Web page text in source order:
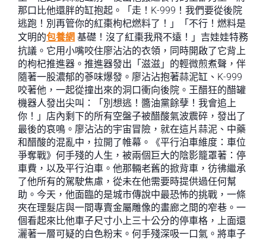
那口比他還胖的缸抱起。「走！K-999！我們要從後院
逃跑！別再管你的紅棗枸杞燃料了！」「不行！燃料是
文明的包養網 基礎！沒了紅棗我飛不遠！」吉娃娃特務
抗議。它用小嘴咬住廖沾沾的衣領，同時開啟了它背上
的枸杞推進器。推進器發出「滋滋」的輕微煎煮聲，伴
隨著一股濃郁的蔘味爆發。廖沾沾抱著蒜泥缸、K-999
咬著他，一起從撞出來的洞口衝向後院。王醋狂的醋罐
機器人發出尖叫：「別想逃！醬油黨餘孽！我會追上
你！」店內剩下的所有空盤子被醋酸氣波震碎，發出了
最後的哀鳴。廖沾沾的宇宙冒險，就在這片蒜泥、中藥
和醋酸的混亂中，拉開了帷幕。《平行泊車維度：車位
爭奪戰》何手殘的人生，被兩個巨大的陰影籠罩著：停
車費，以及平行泊車。他那輛老舊的掀背車，彷彿繼承
了他所有的駕駛焦慮，從未在他需要時提供過任何幫
助。今天，他面臨的是城市傳說中最恐怖的挑戰，一條
夾在理髮店與一間專賣金屬雕像的畫廊之間的窄巷。一
個看起來比他車子尺寸小上三十公分的停車格，上面還
灑著一層可疑的白色粉末。何手殘深吸一口氣。將車子